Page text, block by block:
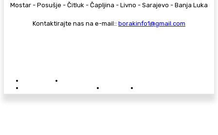
Mostar - Posušje - Čitluk - Čapljina - Livno - Sarajevo - Banja Luka
Kontaktirajte nas na e-mail:: borakinfo1@gmail.com